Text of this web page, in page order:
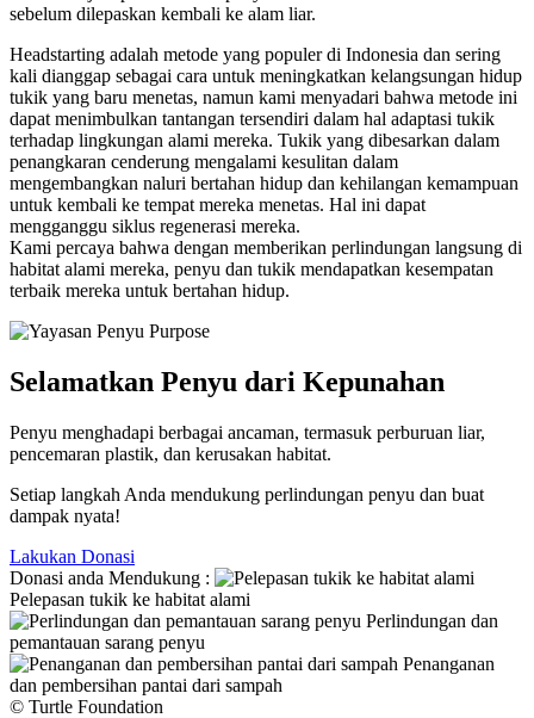
sebelum dilepaskan kembali ke alam liar.
Headstarting adalah metode yang populer di Indonesia dan sering
kali dianggap sebagai cara untuk meningkatkan kelangsungan hidup
tukik yang baru menetas, namun kami menyadari bahwa metode ini
dapat menimbulkan tantangan tersendiri dalam hal adaptasi tukik
terhadap lingkungan alami mereka. Tukik yang dibesarkan dalam
penangkaran cenderung mengalami kesulitan dalam
mengembangkan naluri bertahan hidup dan kehilangan kemampuan
untuk kembali ke tempat mereka menetas. Hal ini dapat
mengganggu siklus regenerasi mereka.
Kami percaya bahwa dengan memberikan perlindungan langsung di
habitat alami mereka, penyu dan tukik mendapatkan kesempatan
terbaik mereka untuk bertahan hidup.
Selamatkan Penyu dari Kepunahan
Penyu menghadapi berbagai ancaman, termasuk perburuan liar,
pencemaran plastik, dan kerusakan habitat.
Setiap langkah Anda mendukung perlindungan penyu dan buat
dampak nyata!
Lakukan Donasi
Donasi anda Mendukung :
Pelepasan tukik ke habitat alami
Perlindungan dan
pemantauan sarang penyu
Penanganan
dan pembersihan pantai dari sampah
© Turtle Foundation